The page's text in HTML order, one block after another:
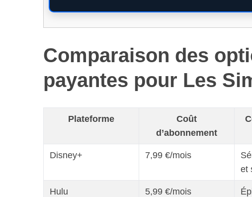
Comparaison des
payantes pour Les
Plateforme
Coût
d’abonnement
Disney+ 7,99 €/mois
et
Hulu 5,99 €/mois